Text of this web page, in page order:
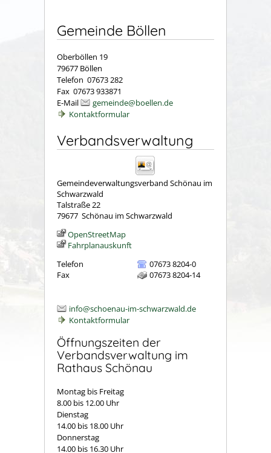
Gemeinde Böllen
Oberböllen 19
79677 Böllen
Telefon 07673 282
Fax 07673 933871
E-Mail
gemeinde@boellen.de
Kontaktformular
Verbandsverwaltung
Gemeindeverwaltungsverband Schönau im
Schwarzwald
Talstraße 22
79677 Schönau im Schwarzwald
OpenStreetMap
Fahrplanauskunft
Telefon
07673 8204-0
Fax
07673 8204-14
info@schoenau-im-schwarzwald.de
Kontaktformular
Öffnungszeiten der
Verbandsverwaltung im
Rathaus Schönau
Montag bis Freitag
8.00 bis 12.00 Uhr
Dienstag
14.00 bis 18.00 Uhr
Donnerstag
14.00 bis 16.30 Uhr